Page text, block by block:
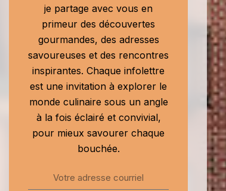
je partage avec vous en
primeur des découvertes
gourmandes, des adresses
savoureuses et des rencontres
inspirantes. Chaque infolettre
est une invitation à explorer le
monde culinaire sous un angle
à la fois éclairé et convivial,
pour mieux savourer chaque
bouchée.